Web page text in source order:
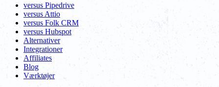
versus Pipedrive
versus Attio
versus Folk CRM
versus Hubspot
Alternativer
Integrationer
Affiliates
Blog
Værktøjer